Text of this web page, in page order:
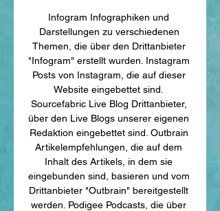
Infogram Infographiken und
Darstellungen zu verschiedenen
Themen, die über den Drittanbieter
"Infogram" erstellt wurden. Instagram
Posts von Instagram, die auf dieser
Website eingebettet sind.
Sourcefabric Live Blog Drittanbieter,
über den Live Blogs unserer eigenen
Redaktion eingebettet sind. Outbrain
Artikelempfehlungen, die auf dem
Inhalt des Artikels, in dem sie
eingebunden sind, basieren und vom
Drittanbieter "Outbrain" bereitgestellt
werden. Podigee Podcasts, die über